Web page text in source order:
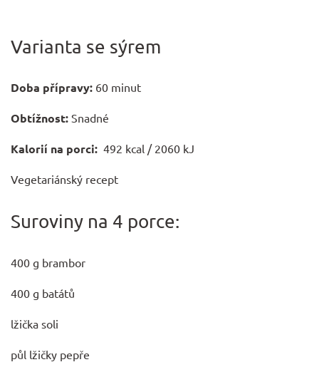
Varianta se sýrem
Doba přípravy: 60 minut
Obtížnost: Snadné
Kalorií na porci: 492 kcal / 2060 kJ
Vegetariánský recept
Suroviny na 4 porce:
400 g brambor
400 g batátů
lžička soli
půl lžičky pepře